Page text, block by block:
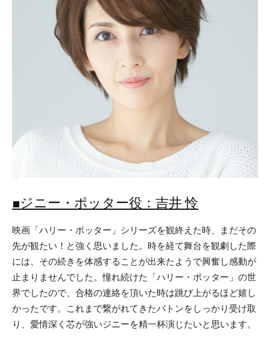
■ジニー・ポッター役：吉井 怜
映画「ハリー・ポッター」シリーズを観終えた時、まだその
先が観たい！と強く思いました。時を経て舞台を観劇した際
には、その続きを体感することが出来たようで興奮し感動が
止まりませんでした。憧れ続けた「ハリー・ポッター」の世
界でしたので、合格の連絡を頂いた時は跳び上がるほど嬉し
かったです。これまで繋がれてきたバトンをしっかり受け取
り、愛情深く芯が強いジニーを精一杯演じたいと思います。